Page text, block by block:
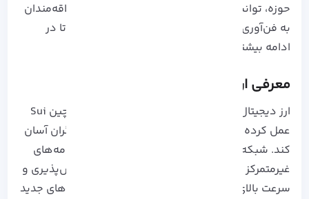
حوزه، توانسته توجه بسیاری از سرمایه‌گذاران و علاقه‌مندان
به فن‌آوری‌های نوین را جلب کند. همراه ما باشید تا در
ادامه بیشتر با آن آشنا شویم.
معرفی ارز دیجیتال SUI
ارز دیجیتال SUI به عنوان توکن بومی شبکه بلاک‌چین Sui
عمل کرده و می تواند تجربه کاربری را برای معاله گران آسان
کند. شبکه Sui یک پلتفرم برای ساخت و اجرای برنامه‌های
غیرمتمرکز (DApps) بوده و تمرکز آن بر روی مقیاس‌پذیری و
سرعت بالای تراکنش‌ها است. این شبکه از فناوری‌های جدید